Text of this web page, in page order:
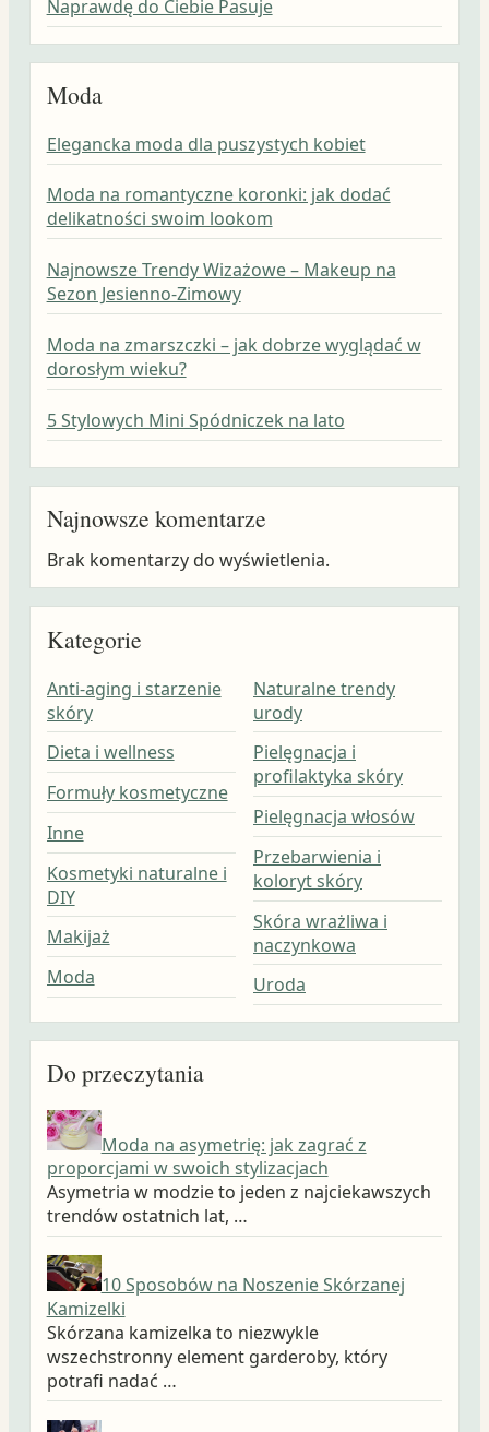
Naprawdę do Ciebie Pasuje
Moda
Elegancka moda dla puszystych kobiet
Moda na romantyczne koronki: jak dodać
delikatności swoim lookom
Najnowsze Trendy Wizażowe – Makeup na
Sezon Jesienno-Zimowy
Moda na zmarszczki – jak dobrze wyglądać w
dorosłym wieku?
5 Stylowych Mini Spódniczek na lato
Najnowsze komentarze
Brak komentarzy do wyświetlenia.
Kategorie
Anti-aging i starzenie
skóry
Dieta i wellness
Formuły kosmetyczne
Inne
Kosmetyki naturalne i
DIY
Makijaż
Moda
Naturalne trendy
urody
Pielęgnacja i
profilaktyka skóry
Pielęgnacja włosów
Przebarwienia i
koloryt skóry
Skóra wrażliwa i
naczynkowa
Uroda
Do przeczytania
Moda na asymetrię: jak zagrać z
proporcjami w swoich stylizacjach
Asymetria w modzie to jeden z najciekawszych
trendów ostatnich lat, …
10 Sposobów na Noszenie Skórzanej
Kamizelki
Skórzana kamizelka to niezwykle
wszechstronny element garderoby, który
potrafi nadać …